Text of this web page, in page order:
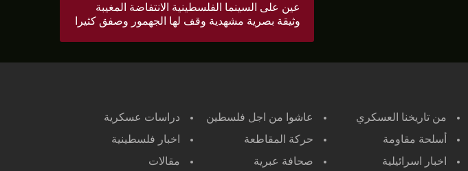
عين على السينما الفلسطينية الانتفاضة المغيبة
وثيقة بصرية مشهدية وقف لها الجهمور وصفق كثيرا
من تاريخنا العسكري عاشوا من اجل فلسطين
دراسات عسكرية
أسلحة مقاومة حركة المقاطعة
اخبار فلسطينية
اخبار اسرائيلية صحافة عبرية مقالات